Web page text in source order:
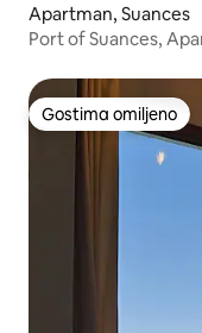
Apartman, Suances
Port of Suances,
Gostima omiljeno
Gostima omiljeno